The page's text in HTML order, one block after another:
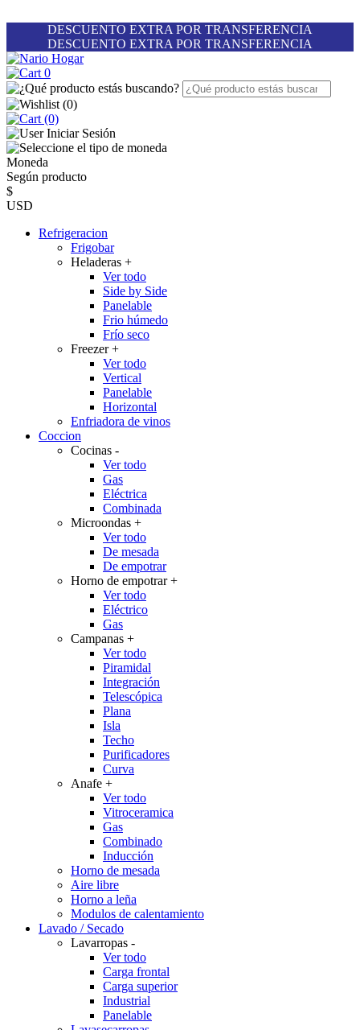
DESCUENTO EXTRA POR TRANSFERENCIA
DESCUENTO EXTRA POR TRANSFERENCIA
0
(0)
(0)
Iniciar Sesión
Moneda
Según producto
$
USD
Refrigeracion
Frigobar
Heladeras +
Ver todo
Side by Side
Panelable
Frio húmedo
Frío seco
Freezer+
Ver todo
Vertical
Panelable
Horizontal
Enfriadora de vinos
Coccion
Cocinas -
Ver todo
Gas
Eléctrica
Combinada
Microondas +
Ver todo
De mesada
De empotrar
Horno de empotrar+
Ver todo
Eléctrico
Gas
Campanas +
Ver todo
Piramidal
Integración
Telescópica
Plana
Isla
Techo
Purificadores
Curva
Anafe +
Ver todo
Vitroceramica
Gas
Combinado
Inducción
Horno de mesada
Aire libre
Horno a leña
Modulos de calentamiento
Lavado / Secado
Lavarropas -
Ver todo
Carga frontal
Carga superior
Industrial
Panelable